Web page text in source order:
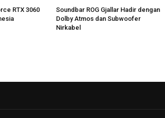
RTX 3060
Soundbar ROG Gjallar Hadir dengan
Dolby Atmos dan Subwoofer
Nirkabel